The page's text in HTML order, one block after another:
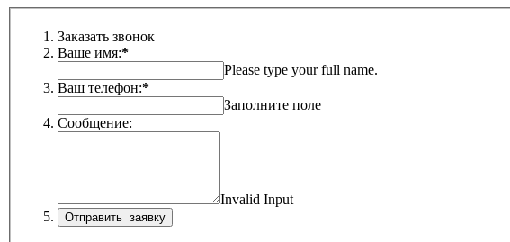
Заказать звонок
Ваше имя:*
Please type your full name.
Ваш телефон:*
Заполните поле
Сообщение:
Invalid Input